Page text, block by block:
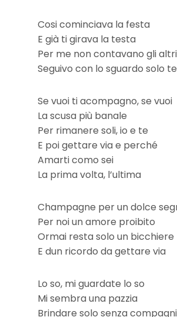
Cosi cominciava la festa
E già ti girava la testa
Per me non contavano gli altri
Seguivo con lo sguardo solo te
Se vuoi ti acompagno, se vuoi
La scusa più banale
Per rimanere soli, io e te
E poi gettare via e perché
Amarti como sei
La prima volta, l’ultima
Champagne per un dolce
Per noi un amore proibito
Ormai resta solo un bicchiere
E dun ricordo da gettare via
Lo so, mi guardate lo so
Mi sembra una pazzia
Brindare solo senza